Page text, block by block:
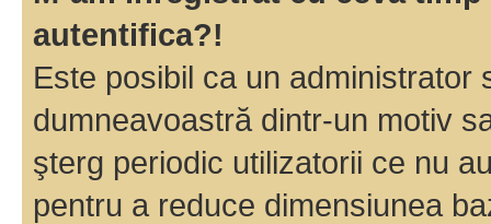
autentifica?!
Este posibil ca un
dumneavoastră dintr-un motiv
şterg periodic utilizatorii ce nu
pentru a reduce dimensiunea